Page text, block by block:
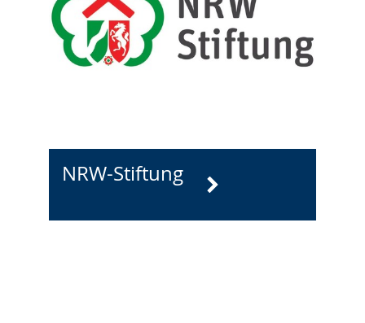
NRW-Stiftung